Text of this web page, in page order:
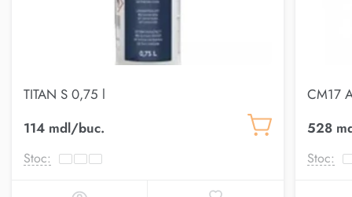
TITAN S 0,75 l
114 mdl/buc.
Stoc:
CM17
528
Stoc: